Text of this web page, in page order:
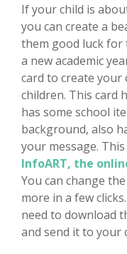
If your child is
you can create a
them good luck for
a new academic
card to create your
children. This card
has some school
background, also
your message.
InfoART, the
You can change
more in a few
need to download
and send it to your